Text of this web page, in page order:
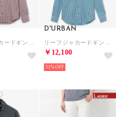
D'URBAN
￥12,100
31%